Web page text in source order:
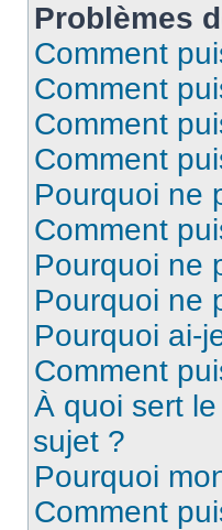
Problèmes
Comment
Comment
Comment
Comment
Pourquoi ne
Comment
Pourquoi ne
Pourquoi ne
Pourquoi ai-
Comment
À quoi sert
sujet ?
Pourquoi
Comment